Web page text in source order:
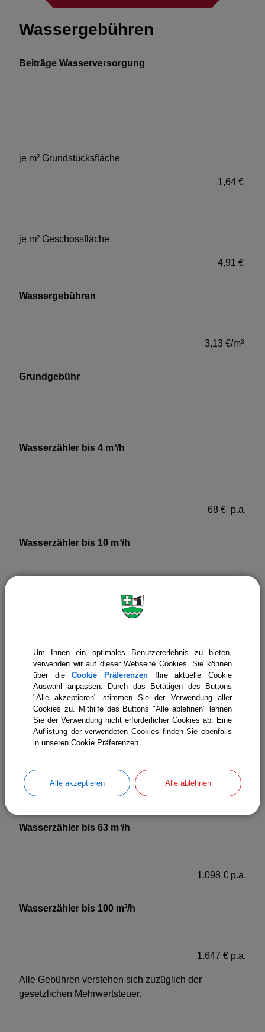
Wassergebühren
Beiträge Wasserversorgung
je m² Grundstücksfläche
1,64 €
je m² Geschossfläche
4,91 €
Wassergebühren
3,13 €/m³
Grundgebühr
Wasserzähler bis 4 m³/h
68 € p.a.
Wasserzähler bis 10 m³/h
274 € p.a.
Wasserzähler bis 40 m³/h
549 € p.a.
Wasserzähler bis 63 m³/h
1.098 € p.a.
Wasserzähler bis 100 m³/h
1.647 € p.a.
Alle Gebühren verstehen sich zuzüglich der
gesetzlichen Mehrwertsteuer.
Um Ihnen ein optimales Benutzererlebnis zu bieten,
verwenden wir auf dieser Webseite Cookies. Sie können
über dieCookie Präferenzen Ihre aktuelle Cookie
Auswahl anpassen. Durch das Betätigen des Buttons
"Alle akzeptieren" stimmen Sie der Verwendung aller
Cookies zu. Mithilfe des Buttons "Alle ablehnen" lehnen
Sie der Verwendung nicht erforderlicher Cookies ab. Eine
Auflistung der verwendeten Cookies finden Sie ebenfalls
in unseren Cookie Präferenzen.
Alle akzeptieren Alle ablehnen